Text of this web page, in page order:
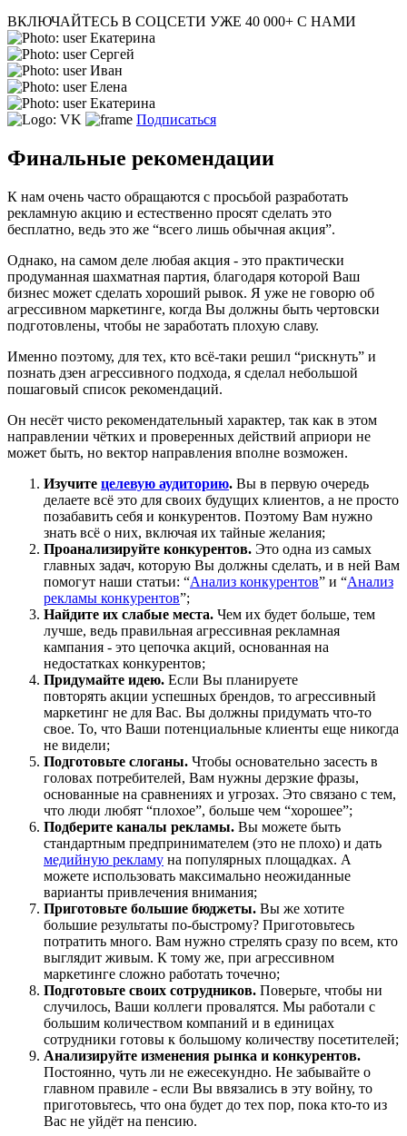
ВКЛЮЧАЙТЕСЬ В СОЦСЕТИ УЖЕ 40 000+ С НАМИ
Екатерина
Сергей
Иван
Елена
Екатерина
Подписаться
Финальные рекомендации
К нам очень часто обращаются с просьбой разработать
рекламную акцию и естественно просят сделать это
бесплатно, ведь это же “всего лишь обычная акция”.
Однако, на самом деле любая акция - это практически
продуманная шахматная партия, благодаря которой Ваш
бизнес может сделать хороший рывок. Я уже не говорю об
агрессивном маркетинге, когда Вы должны быть чертовски
подготовлены, чтобы не заработать плохую славу.
Именно поэтому, для тех, кто всё-таки решил “рискнуть” и
познать дзен агрессивного подхода, я сделал небольшой
пошаговый список рекомендаций.
Он несёт чисто рекомендательный характер, так как в этом
направлении чётких и проверенных действий априори не
может быть, но вектор направления вполне возможен.
Изучите целевую аудиторию. Вы в первую очередь
делаете всё это для своих будущих клиентов, а не просто
позабавить себя и конкурентов. Поэтому Вам нужно
знать всё о них, включая их тайные желания;
Проанализируйте конкурентов. Это одна из самых
главных задач, которую Вы должны сделать, и в ней Вам
помогут наши статьи: “Анализ конкурентов” и “Анализ
рекламы конкурентов”;
Найдите их слабые места. Чем их будет больше, тем
лучше, ведь правильная агрессивная рекламная
кампания - это цепочка акций, основанная на
недостатках конкурентов;
Придумайте идею. Если Вы планируете
повторять акции успешных брендов, то агрессивный
маркетинг не для Вас. Вы должны придумать что-то
свое. То, что Ваши потенциальные клиенты еще никогда
не видели;
Подготовьте слоганы. Чтобы основательно засесть в
головах потребителей, Вам нужны дерзкие фразы,
основанные на сравнениях и угрозах. Это связано с тем,
что люди любят “плохое”, больше чем “хорошее”;
Подберите каналы рекламы. Вы можете быть
стандартным предпринимателем (это не плохо) и дать
медийную рекламу на популярных площадках. А
можете использовать максимально неожиданные
варианты привлечения внимания;
Приготовьте большие бюджеты. Вы же хотите
большие результаты по-быстрому? Приготовьтесь
потратить много. Вам нужно стрелять сразу по всем, кто
выглядит живым. К тому же, при агрессивном
маркетинге сложно работать точечно;
Подготовьте своих сотрудников. Поверьте, чтобы ни
случилось, Ваши коллеги провалятся. Мы работали с
большим количеством компаний и в единицах
сотрудники готовы к большому количеству посетителей;
Анализируйте изменения рынка и конкурентов.
Постоянно, чуть ли не ежесекундно. Не забывайте о
главном правиле - если Вы ввязались в эту войну, то
приготовьтесь, что она будет до тех пор, пока кто-то из
Вас не уйдёт на пенсию.